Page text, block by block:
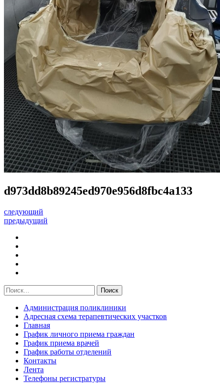
d973dd8b89245ed970e956d8fbc4a133
следующий
предыдущий
Администрация поликлиники
Адресная схема терапевтических участков
Главная
График личного приема граждан
График приема врачей
График работы отделений
Контакты
Лента
Телефоны регистратуры